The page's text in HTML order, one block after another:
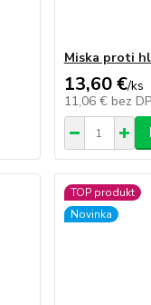
Miska proti
13,60 €/ks
11,06 € bez
TOP produkt
Novinka